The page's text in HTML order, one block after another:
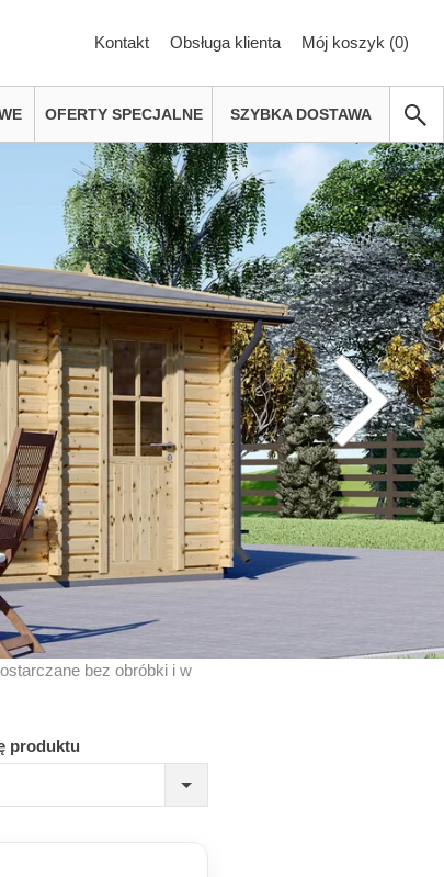
Kontakt Obsługa klienta Mój koszyk (0)
OFERTY SPECJALNE SZYBKA DOSTAWA
bez obróbki i w
produktu